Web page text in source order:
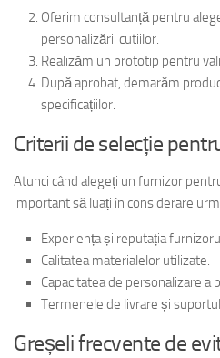
Oferim consultanță pentru
personalizării cutiilor.
Realizăm un prototip pentru
După aprobat, demarăm
specificațiilor.
Criterii de selecție
Atunci când alegeți un furnizor
important să luați în considerare
Experiența și reputația
Calitatea materialelor utilizate.
Capacitatea de personalizare a
Termenele de livrare și
Greșeli frecvente de